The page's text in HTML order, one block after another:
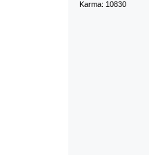
Karma: 10830